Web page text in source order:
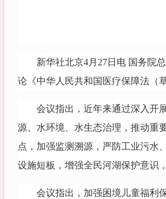
新华社北京4月27日电 国务院
论《中华人民共和国医疗保障法（
会议指出，近年来通过深入开
源、水环境、水生态治理，推动重
点，加强监测溯源，严防工业污水
设施短板，增强全民河湖保护意识
会议指出，加强困境儿童福利